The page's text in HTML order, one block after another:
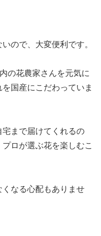
ので、大変便利です。
の花農家さんを元気に
国産にこだわっていま
まで届けてくれるの
ロが選ぶ花を楽しむこ
なる心配もありませ